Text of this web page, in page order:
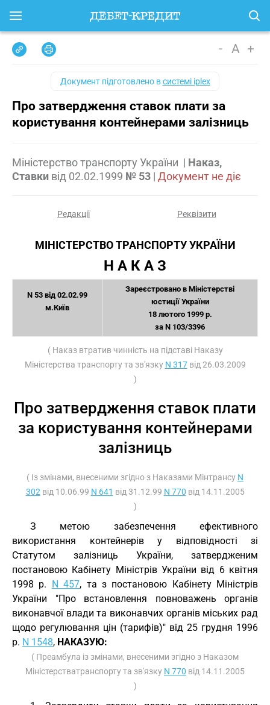
- A +
Документ підготовлено всистемі iplex
Про затвердження ставок плати за
користування контейнерами залізниць
Міністерство транспорту України | Наказ,
Ставки від 02.02.1999 № 53 | Документ не діє
Редакції Реквізити
МІНІСТЕРСТВО ТРАНСПОРТУ УКРАЇНИ
Н А К А З
N 53 від 02.02.99
м.Київ
Зареєстровано в Міністерстві
юстиції України
18 лютого 1999 р.
за N 103/3396
( Наказ втратив чинність на підставі Наказу
Міністерства транспорту та зв'язку N 317від 26.03.2009
)
Про затвердження ставок плати
за користування контейнерами
залізниць
( Із змінами, внесеними згідно з Наказами Мінтрансу N
302 від 10.06.99 N 641 від 31.12.99 N 770 від 14.11.2005
)
З метою забезпечення ефективного
використання контейнерів у відповідності зі
Статутом залізниць України, затвердженим
постановою Кабінету Міністрів України від 6 квітня
1998 р. N 457, та з постановою Кабінету Міністрів
України "Про встановлення повноважень органів
виконавчої влади та виконавчих органів міських рад
щодо регулювання цін (тарифів)" від 25 грудня 1996
р. N 1548, НАКАЗУЮ:
( Преамбула із змінами, внесеними згідно з Наказом
Міністерстватранспорту та зв'язку N 770 від 14.11.2005
)